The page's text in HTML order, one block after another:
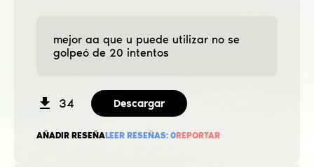
mejor aa que u puede utilizar no se
golpeó de 20 intentos
34 Descargar
AÑADIR RESEÑALEER RESEÑAS: 0REPORTAR